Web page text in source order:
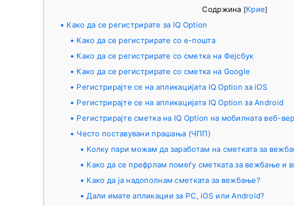
Содржина [Крие]
Како да се регистрирате за IQ Option
Како да се регистрирате со е-пошта
Како да се регистрирате со сметка на Фејсбук
Како да се регистрирате со сметка на Google
Регистрирајте се на апликацијата IQ Option за iOS
Регистрирајте се на апликацијата IQ Option за Android
Регистрирајте сметка на IQ Option на мобилната веб-
Често поставувани прашања (ЧПП)
Колку пари можам да заработам на сметката за
Како да се префрлам помеѓу сметката за вежбање и
Како да ја надополнам сметката за вежбање?
Дали имате апликации за PC, iOS или Android?